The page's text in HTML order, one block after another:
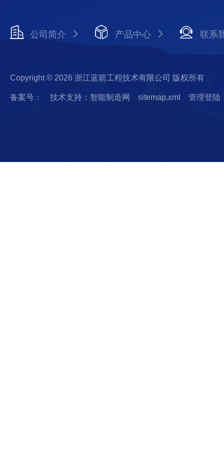
公司简介 产品中心 联系
Copyright © 2026 浙江蓝箭工程技术有限公司 版权所有
备案号： 技术支持：智能制造网 sitemap.xml 管理登陆